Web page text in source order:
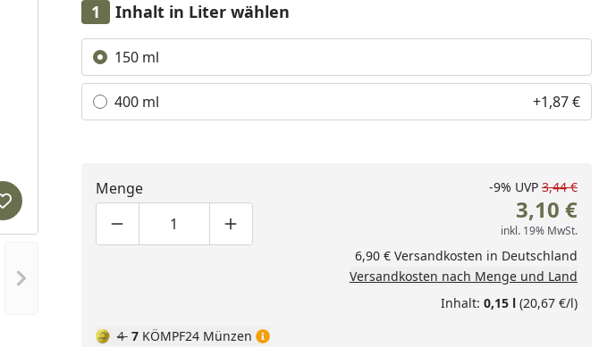
Nächstes Bild anzeigen
Produkt zur Wunschliste hinzufügen
Inhalt in Liter wählen
Alle anzeigen (2)
150 ml
400 ml +1,87 €
Menge
Produktmenge um eins verringern
Produktmenge manuell eingeben
Produktmenge um eins erhöhen
-9% UVP 3,44 €
3,10 €
inkl. 19% MwSt.
6,90 € Versandkosten in Deutschland
Versandkosten nach Menge und Land
Inhalt: 0,15 l(20,67 €/l)
4 7 KÖMPF24 Münzen